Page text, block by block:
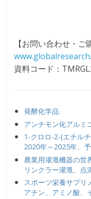
【お問い合わせ・ご
資料コード：
発酵化学品
アンチモン化アルミ
1-クロロ-2-(エチル
2020年～2025年、
農業用灌漑機器の世
リンクラー灌漑、点
スポーツ栄養サプリ
アチン、アミノ酸、